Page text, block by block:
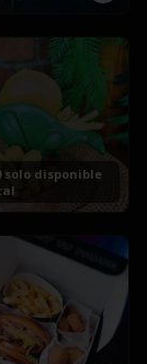
solo disponible